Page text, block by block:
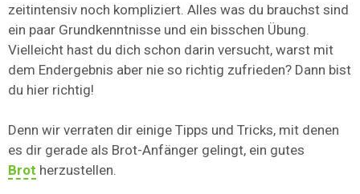
zeitintensiv noch kompliziert. Alles was du brauchst sind
ein paar Grundkenntnisse und ein bisschen Übung.
Vielleicht hast du dich schon darin versucht, warst mit
dem Endergebnis aber nie so richtig zufrieden? Dann bist
du hier richtig!
Denn wir verraten dir einige Tipps und Tricks, mit denen
es dir gerade als Brot-Anfänger gelingt, ein gutes
Brot herzustellen.